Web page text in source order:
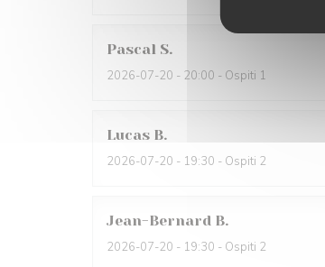
Pascal S
2026-07-20 - 20:00 - Ospiti 1
Lucas B
2026-07-20 - 19:30 - Ospiti 2
Jean-Bernard B
2026-07-20 - 19:30 - Ospiti 2